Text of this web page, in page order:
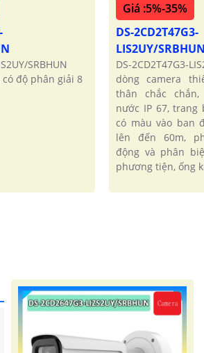
SRBHUN
độ phân giải 8
Giá :5%-35%
DS-2CD2T47G3-
LIS2UY/SRBHUN
DS-2CD2T47G3-
dòng camera
thân chắc
nước IP 67,
có màu vào ban
lên đến 60m,
động và phân
phương tiện, ống